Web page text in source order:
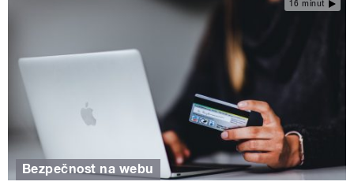
16 minut
Bezpečnost na webu